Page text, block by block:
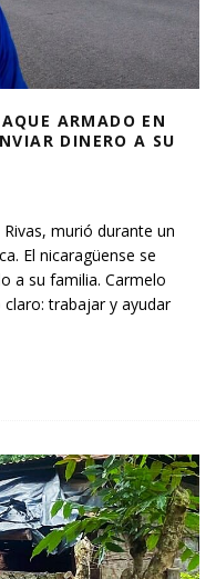
ARMADO EN
DINERO A SU
murió durante un
El nicaragüense se
a su familia. Carmelo
trabajar y ayudar